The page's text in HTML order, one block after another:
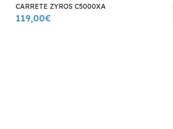
CARRETE ZYROS C5000XA
119,00€